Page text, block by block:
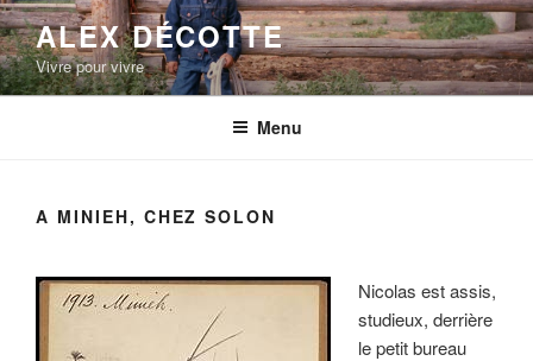
Aller
au
contenu
principal
ALEX DÉCOTTE
Vivre pour vivre
Menu
A MINIEH, CHEZ SOLON
Nicolas est assis,
studieux, derrière
le petit bureau